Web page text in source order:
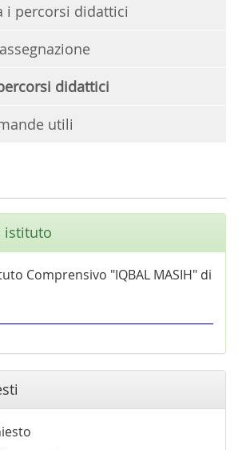
i percorsi didattici
didattici
utili
istituto
Comprensivo "IQBAL MASIH" di